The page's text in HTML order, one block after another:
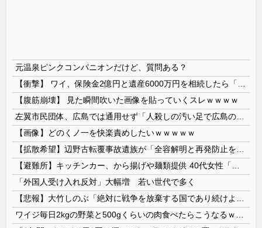
元温泉ピンクコンパニオンだけど、質問ある？
【腹筋崩壊】 見た瞬間吹いた画像を貼っていくスレｗｗｗｗ
【画像】どのくノ一を快楽責めしたいｗｗｗｗｗ
「外国人受け入れ反対」大幅増 若い世代で多く